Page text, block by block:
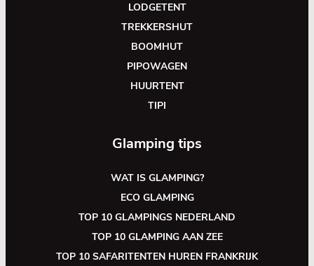
LODGETENT
TREKKERSHUT
BOOMHUT
PIPOWAGEN
HUURTENT
TIPI
Glamping tips
WAT IS GLAMPING?
ECO GLAMPING
TOP 10 GLAMPINGS NEDERLAND
TOP 10 GLAMPING AAN ZEE
TOP 10 SAFARITENTEN HUREN FRANKRIJK